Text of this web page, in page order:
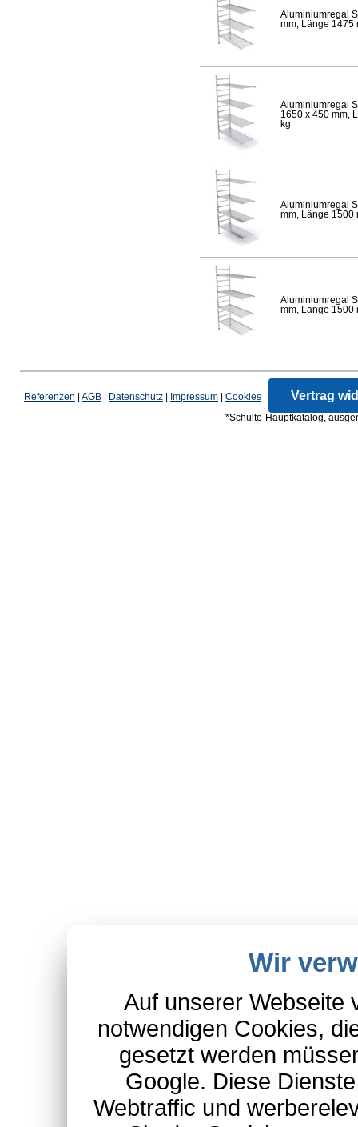
Aluminiumregal
mm, Länge 1475
Aluminiumregal
1650 x 450 mm,
kg
Aluminiumregal
mm, Länge 1500
Aluminiumregal
mm, Länge 1500
Referenzen AGB Datenschutz Impressum Cookies Vertrag
*Schulte-Hauptkatalog,
Wir
Auf unserer Webseite
notwendigen Cookies,
gesetzt werden
Google. Diese
Webtraffic und